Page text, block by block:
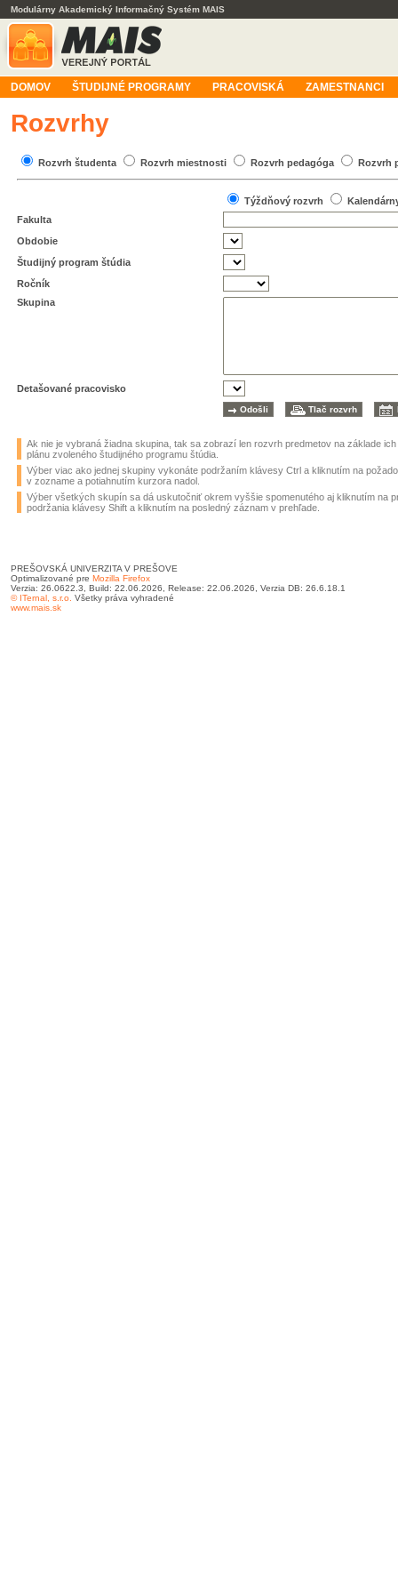
Modulárny Akademický Informačný Systém MAIS
DOMOV ŠTUDIJNÉ PROGRAMY PRACOVISKÁ ZAMESTNANCI
Rozvrhy
Rozvrh študenta Rozvrh miestnosti Rozvrh pedagóga Rozvrh
Týždňový rozvrh
Fakulta
Obdobie
Študijný program štúdia
Ročník
Skupina
Detašované pracovisko
Ak nie je vybraná žiadna skupina, tak sa zobrazí len rozvrh predmetov na základe
plánu zvoleného študijného programu štúdia.
Výber viac ako jednej skupiny vykonáte podržaním klávesy Ctrl a kliknutím na
v zozname a potiahnutím kurzora nadol.
Výber všetkých skupín sa dá uskutočniť okrem vyššie spomenutého aj kliknutím na
podržania klávesy Shift a kliknutím na posledný záznam v prehľade.
PREŠOVSKÁ UNIVERZITA V PREŠOVE
Optimalizované pre Mozilla Firefox
Verzia: 26.0622.3, Build: 22.06.2026, Release: 22.06.2026, Verzia DB: 26.6.18.1
© ITernal, s.r.o. Všetky práva vyhradené
www.mais.sk